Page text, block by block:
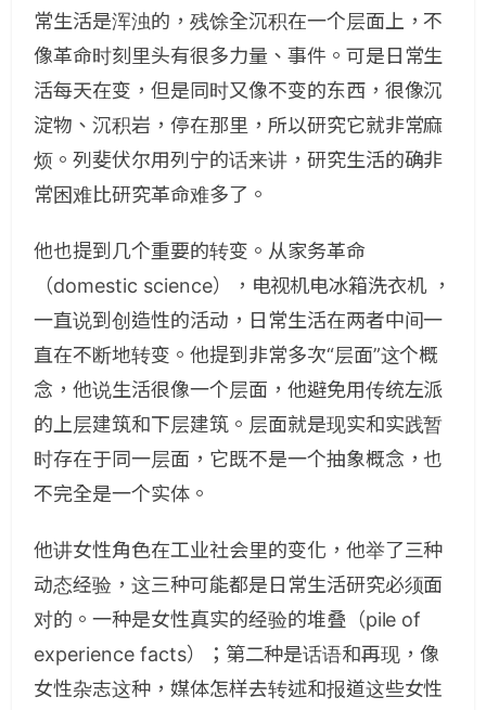
常生活是浑浊的，残馀全沉积在一个层面上，不
像革命时刻里头有很多力量、事件。可是日常生
活每天在变，但是同时又像不变的东西，很像沉
淀物、沉积岩，停在那里，所以研究它就非常麻
烦。列斐伏尔用列宁的话来讲，研究生活的确非
常困难比研究革命难多了。
他也提到几个重要的转变。从家务革命
（domestic science），电视机电冰箱洗衣机 ，
一直说到创造性的活动，日常生活在两者中间一
直在不断地转变。他提到非常多次“层面”这个概
念，他说生活很像一个层面，他避免用传统左派
的上层建筑和下层建筑。层面就是现实和实践暂
时存在于同一层面，它既不是一个抽象概念，也
不完全是一个实体。
他讲女性角色在工业社会里的变化，他举了三种
动态经验，这三种可能都是日常生活研究必须面
对的。一种是女性真实的经验的堆叠（pile of
experience facts）；第二种是话语和再现，像
女性杂志这种，媒体怎样去转述和报道这些女性